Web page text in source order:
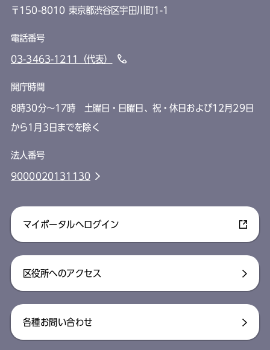
〒150-8010 東京都渋谷区宇田川町1-1
電話番号
03-3463-1211（代表）
開庁時間
8時30分～17時 土曜日・日曜日、祝・休日および12月29日
から1月3日までを除く
法人番号
9000020131130
マイポータルへログイン
区役所へのアクセス
各種お問い合わせ